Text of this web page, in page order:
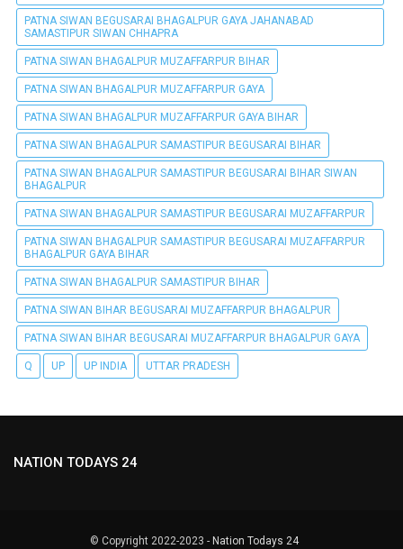
PATNA SIWAN BEGUSARAI BHAGALPUR GAYA JAHANABAD
SAMASTIPUR SIWAN CHHAPRA
PATNA SIWAN BHAGALPUR MUZAFFARPUR BIHAR
PATNA SIWAN BHAGALPUR MUZAFFARPUR GAYA
PATNA SIWAN BHAGALPUR MUZAFFARPUR GAYA BIHAR
PATNA SIWAN BHAGALPUR SAMASTIPUR BEGUSARAI BIHAR
PATNA SIWAN BHAGALPUR SAMASTIPUR BEGUSARAI BIHAR SIWAN
BHAGALPUR
PATNA SIWAN BHAGALPUR SAMASTIPUR BEGUSARAI MUZAFFARPUR
PATNA SIWAN BHAGALPUR SAMASTIPUR BEGUSARAI MUZAFFARPUR
BHAGALPUR GAYA BIHAR
PATNA SIWAN BHAGALPUR SAMASTIPUR BIHAR
PATNA SIWAN BIHAR BEGUSARAI MUZAFFARPUR BHAGALPUR
PATNA SIWAN BIHAR BEGUSARAI MUZAFFARPUR BHAGALPUR GAYA
Q UP UP INDIA UTTAR PRADESH
NATION TODAYS 24
© Copyright 2022-2023 - Nation Todays 24